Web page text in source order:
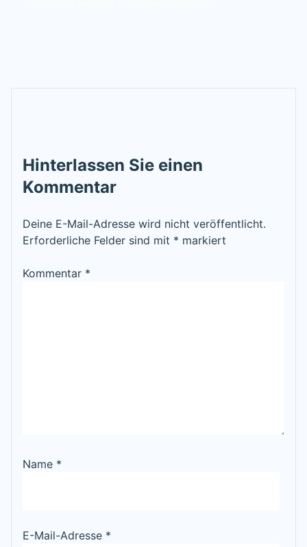
Hinterlassen Sie einen
Kommentar
Deine E-Mail-Adresse wird nicht veröffentlicht.
Erforderliche Felder sind mit * markiert
Kommentar *
Name *
E-Mail-Adresse *